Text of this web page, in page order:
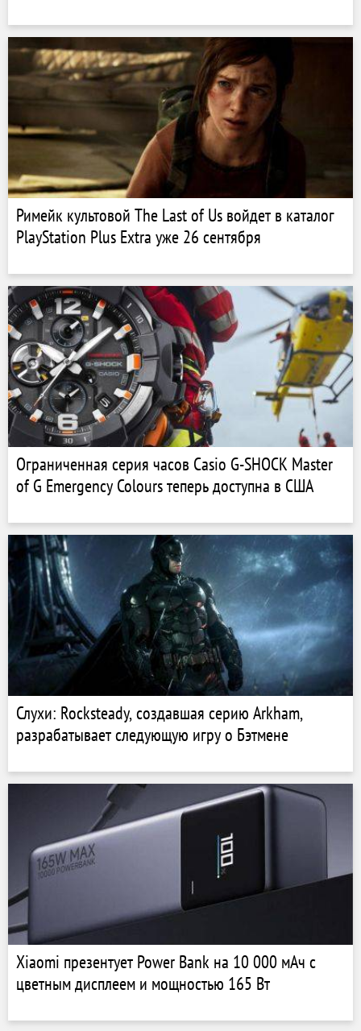
Римейк культовой The Last of Us войдет в каталог
PlayStation Plus Extra уже 26 сентября
Ограниченная серия часов Casio G-SHOCK Master
of G Emergency Colours теперь доступна в США
Слухи: Rocksteady, создавшая серию Arkham,
разрабатывает следующую игру о Бэтмене
Xiaomi презентует Power Bank на 10 000 мАч с
цветным дисплеем и мощностью 165 Вт